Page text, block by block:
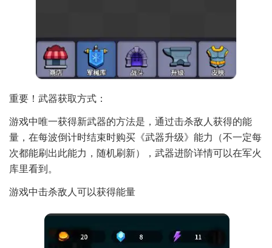
重要！武器获取方式：
游戏中唯一获得新武器的方法是，通过击杀敌人获得的能
量，在每波倒计时结束时购买《武器升级》能力（不一定每
次都能刷出此能力，随机刷新），武器进阶详情可以在军火
库里看到。
游戏中击杀敌人可以获得能量